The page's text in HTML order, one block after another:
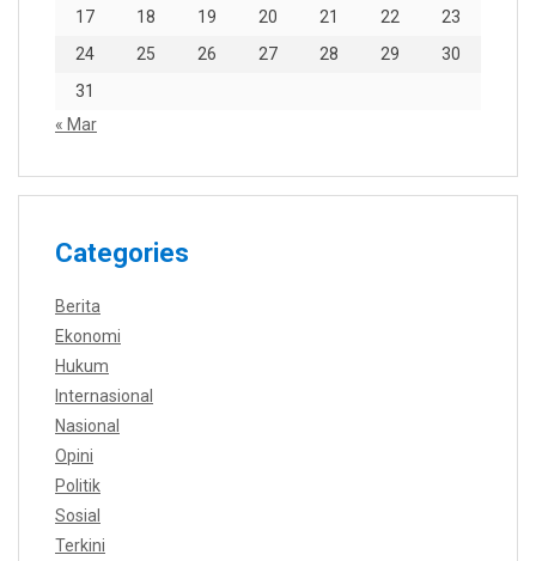
17
18 19 20 21 22
23
24
25 26 27 28 29
30
31
« Mar
Categories
Berita
Ekonomi
Hukum
Internasional
Nasional
Opini
Politik
Sosial
Terkini